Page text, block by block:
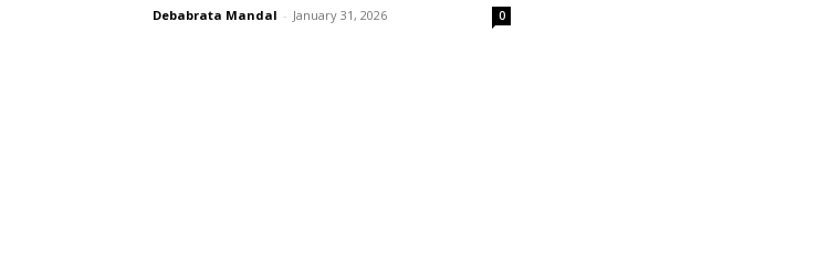
Debabrata Mandal - January 31, 2026 0